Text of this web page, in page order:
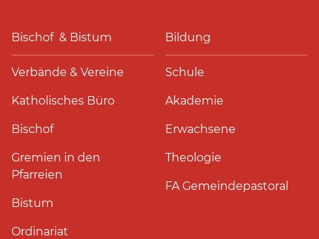
Bischof & Bistum
Verbände & Vereine
Katholisches Büro
Bischof
Gremien in den
Pfarreien
Bistum
Ordinariat
Bildung
Schule
Akademie
Erwachsene
Theologie
FA Gemeindepastoral